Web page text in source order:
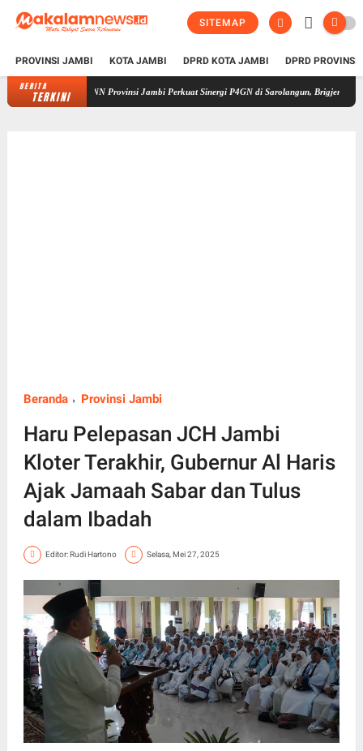
SITEMAP
PROVINSI JAMBI KOTA JAMBI DPRD KOTA JAMBI DPRD
BERITA
TERKINI
BNN Provinsi Jambi Perkuat Sinergi P4GN di Sarolangun, Brigjen Asep Ingatkan
Beranda Provinsi Jambi
Haru Pelepasan JCH Jambi
Kloter Terakhir, Gubernur Al Haris
Ajak Jamaah Sabar dan Tulus
dalam Ibadah
Editor: Rudi Hartono Selasa, Mei 27, 2025